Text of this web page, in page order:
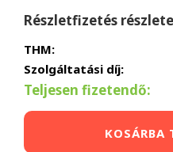
Részletfizetés
THM:
Szolgáltatási díj:
Teljesen fizetendő:
KOSÁRBA